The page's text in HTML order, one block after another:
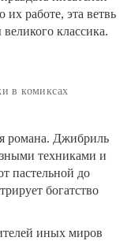
их работе, эта ветвь
классика.
в комиксах
романа. Джибриль
техниками и
пастельной до
богатство
иных миров